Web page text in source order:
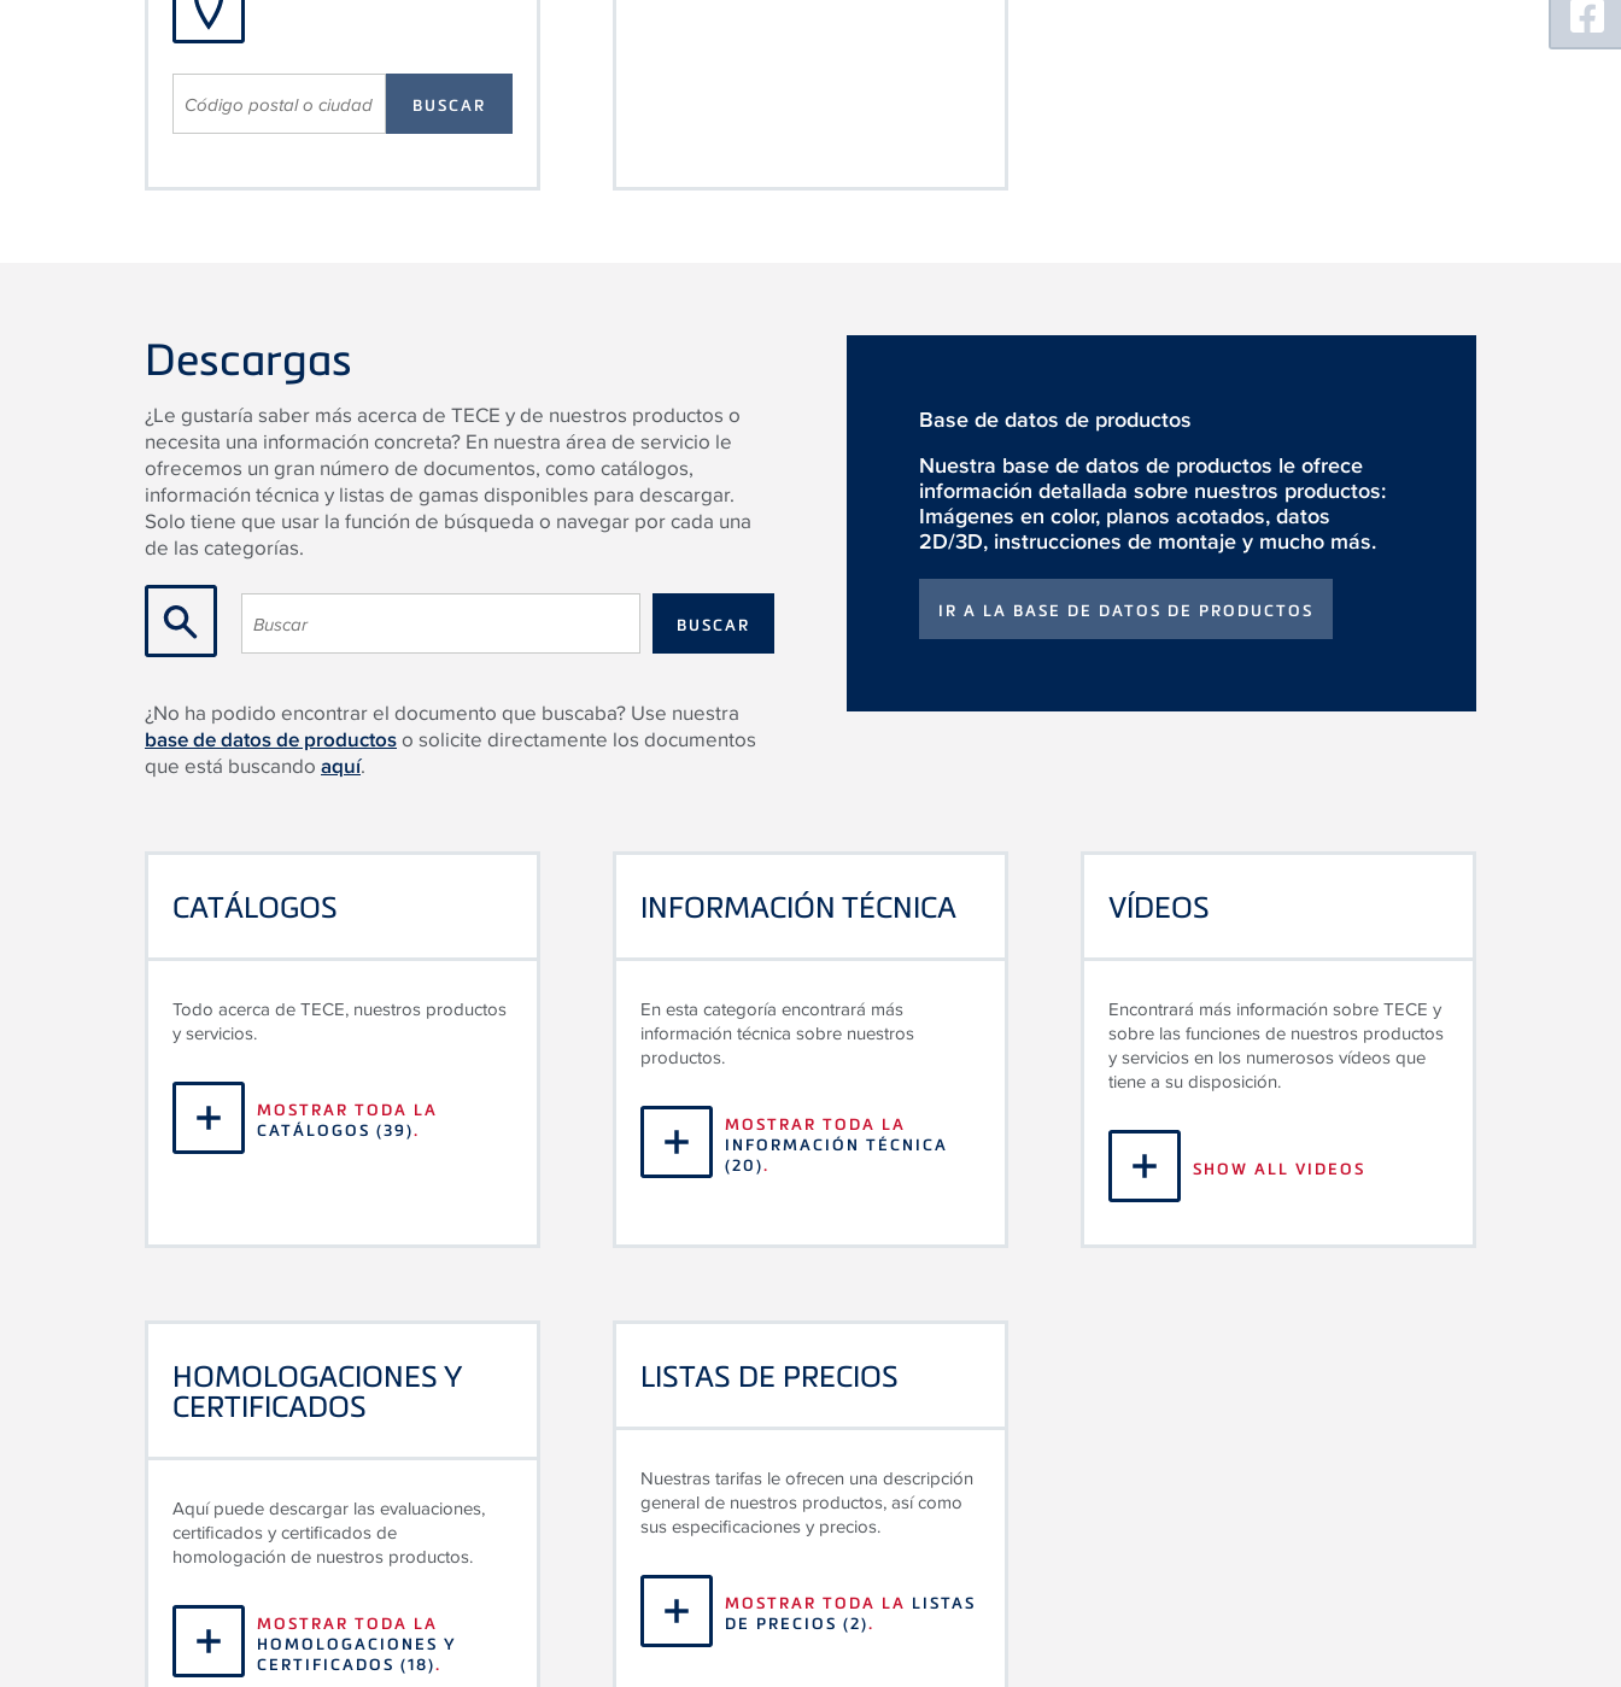
Descargas
¿Le gustaría saber más acerca de TECE y de nuestros productos o
necesita una información concreta? En nuestra área de servicio le
ofrecemos un gran número de documentos, como catálogos,
información técnica y listas de gamas disponibles para descargar.
Solo tiene que usar la función de búsqueda o navegar por cada una
de las categorías.
¿No ha podido encontrar el documento que buscaba? Use nuestra
base de datos de productoso solicite directamente los documentos
que está buscando aquí.
Base de datos de productos
Nuestra base de datos de productos le ofrece
información detallada sobre nuestros productos:
Imágenes en color, planos acotados, datos
2D/3D, instrucciones de montaje y mucho más.
IR A LA BASE DE DATOS DE PRODUCTOS
CATÁLOGOS
Todo acerca de TECE, nuestros productos
y servicios.
MOSTRAR TODA LA
CATÁLOGOS (39).
INFORMACIÓN TÉCNICA
En esta categoría encontrará más
información técnica sobre nuestros
productos.
MOSTRAR TODA LA
INFORMACIÓN TÉCNICA
(20).
VÍDEOS
Encontrará más información sobre TECE y
sobre las funciones de nuestros productos
y servicios en los numerosos vídeos que
tiene a su disposición.
SHOW ALL VIDEOS
HOMOLOGACIONES Y
CERTIFICADOS
Aquí puede descargar las evaluaciones,
certificados y certificados de
homologación de nuestros productos.
MOSTRAR TODA LA
HOMOLOGACIONES Y
CERTIFICADOS (18).
LISTAS DE PRECIOS
Nuestras tarifas le ofrecen una descripción
general de nuestros productos, así como
sus especificaciones y precios.
MOSTRAR TODA LA LISTAS
DE PRECIOS (2).